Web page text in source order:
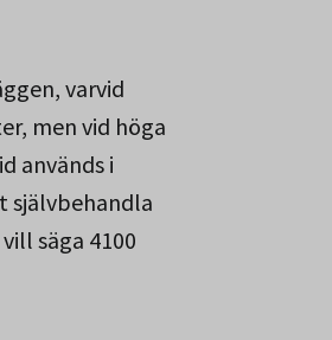
varvid
men vid höga
används i
självbehandla
säga 4­100